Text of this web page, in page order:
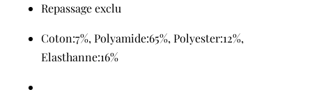
Repassage exclu
Coton:7%, Polyamide:65%, Polyester:12%,
Elasthanne:16%